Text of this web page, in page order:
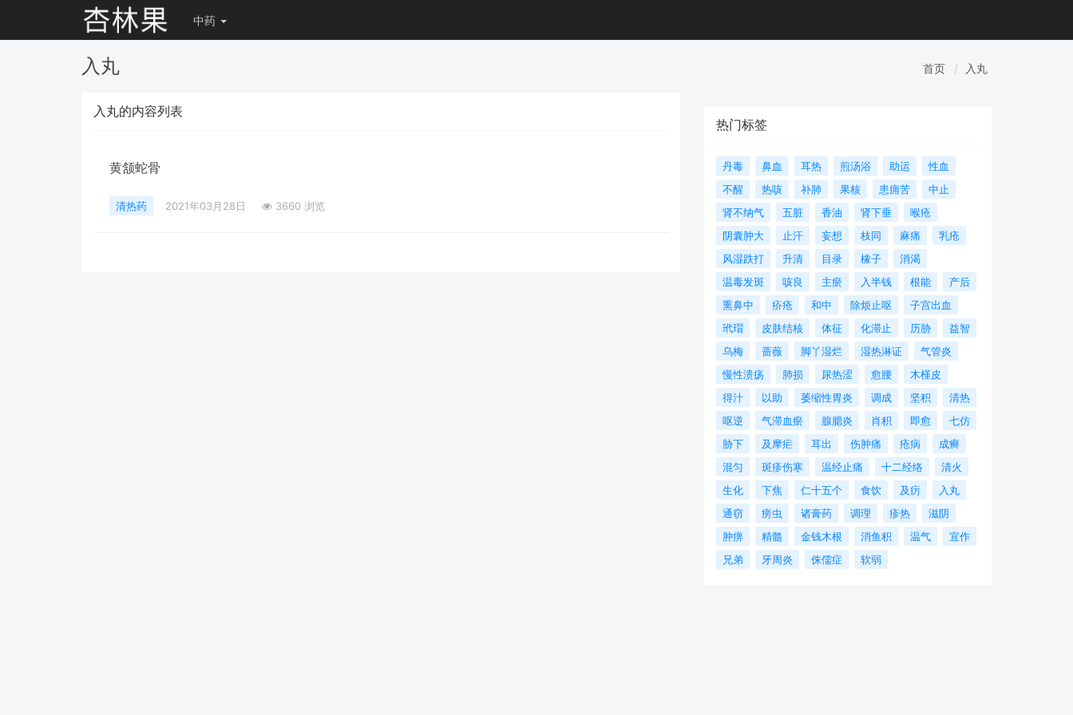
中药
入丸 首页 入丸
入丸的内容列表
黄颔蛇骨
清热药 2021年03月28日 3660 浏览
热门标签
丹毒 鼻血 耳热 煎汤浴 助运
性血
不醒
热咳 补肺 果核 患痈苦
中止
肾不纳气
五脏 香油 肾下垂
喉疮
阴囊肿大
止汗 妄想 枝同 麻痛
乳疮
风湿跌打
升清 目录 橡子
消渴
温毒发斑
咳良 主瘀 入半钱 根能
产后
熏鼻中
疥疮 和中 除烦止呕
子宫出血
玳瑁
皮肤结核 体征 化滞止 历胁
益智
乌梅
蔷薇 脚丫湿烂 湿热淋证
气管炎
慢性溃疡
肺损 尿热涩 愈腰
木槿皮
得汁
以助 萎缩性胃炎 调成 坚积
清热
呕逆
气滞血瘀 腺腮炎 肖积 即愈
七仿
胁下
及摩疟 耳出 伤肿痛 疮病
成癣
混匀
斑疹伤寒 温经止痛 十二经络
清火
生化
下焦 仁十五个 食饮 及疠
入丸
通窃
痨虫 诸膏药 调理 疹热
滋阴
肿痹
精髓 金钱木根 消鱼积 温气
宜作
兄弟
牙周炎 侏儒症 软弱